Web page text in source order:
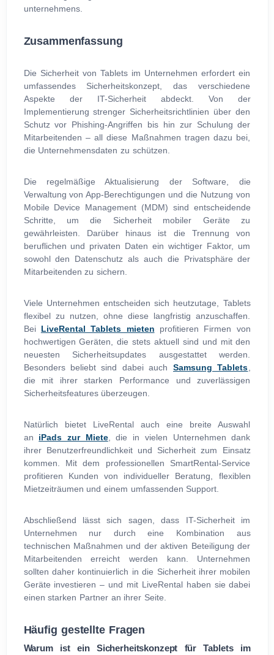
unternehmens.
Zusammenfassung
Die Sicherheit von Tablets im Unternehmen erfordert ein
umfassendes Sicherheitskonzept, das verschiedene
Aspekte der IT-Sicherheit abdeckt. Von der
Implementierung strenger Sicherheitsrichtlinien über den
Schutz vor Phishing-Angriffen bis hin zur Schulung der
Mitarbeitenden – all diese Maßnahmen tragen dazu bei,
die Unternehmensdaten zu schützen.
Die regelmäßige Aktualisierung der Software, die
Verwaltung von App-Berechtigungen und die Nutzung von
Mobile Device Management (MDM) sind entscheidende
Schritte, um die Sicherheit mobiler Geräte zu
gewährleisten. Darüber hinaus ist die Trennung von
beruflichen und privaten Daten ein wichtiger Faktor, um
sowohl den Datenschutz als auch die Privatsphäre der
Mitarbeitenden zu sichern.
Viele Unternehmen entscheiden sich heutzutage, Tablets
flexibel zu nutzen, ohne diese langfristig anzuschaffen.
Bei LiveRental Tablets mieten profitieren Firmen von
hochwertigen Geräten, die stets aktuell sind und mit den
neuesten Sicherheitsupdates ausgestattet werden.
Besonders beliebt sind dabei auch Samsung Tablets
die mit ihrer starken Performance und zuverlässigen
Sicherheitsfeatures überzeugen.
Natürlich bietet LiveRental auch eine breite Auswahl
an iPads zur Miete, die in vielen Unternehmen dank
ihrer Benutzerfreundlichkeit und Sicherheit zum Einsatz
kommen. Mit dem professionellen SmartRental-Service
profitieren Kunden von individueller Beratung, flexiblen
Mietzeiträumen und einem umfassenden Support.
Abschließend lässt sich sagen, dass IT-Sicherheit im
Unternehmen nur durch eine Kombination aus
technischen Maßnahmen und der aktiven Beteiligung der
Mitarbeitenden erreicht werden kann. Unternehmen
sollten daher kontinuierlich in die Sicherheit ihrer mobilen
Geräte investieren – und mit LiveRental haben sie dabei
einen starken Partner an ihrer Seite.
Häufig gestellte Fragen
Warum ist ein Sicherheitskonzept für Tablets im